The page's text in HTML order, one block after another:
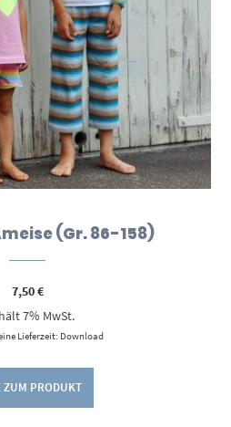
(Gr. 86-158)
7,50€
7% MwSt.
Lieferzeit: Download
ZUM PRODUKT